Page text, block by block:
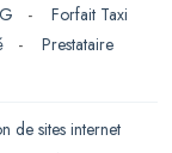
- Forfait Taxi
- Prestataire
de sites internet